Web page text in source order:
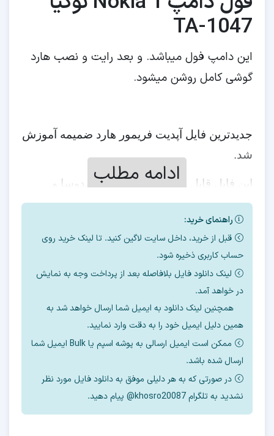
TA-1047
این دامپ فول میباشد. و بعد رایت و نصب هارد
گوشی کامل روشن میشود.
جدیدترین فایل آپدیت فریمور هارد ضمیمه آموزش
شد.
این فایل قابل رایت با ایزی جیتگ ، مدوسا و…
میباشد.
آموزش رایگان تعویض هارد را می‌توانید از بخش
آموزش مشاهده بفرمایید.
فول دامپ Nokia 1 نوکیا TA-
1047
تعویض هارد گوشی های هوشمند تنها برداشتن
هارد خراب و جایگزینی یک هارد سالم نیست. هر
ادامه مطلب
راهنمای خرید:
قبل از خرید، داخل سایت لاگین کنید. تا لینک خرید روی
حساب کاربری ذخیره شود.
لینک دانلود فایل بلافاصله بعد از پرداخت وجه به نمایش
در خواهد آمد.
همچنین لینک دانلود به ایمیل شما ارسال خواهد شد به
همین دلیل ایمیل خود را به دقت وارد نمایید.
ممکن است ایمیل ارسالی به پوشه اسپم یا Bulk ایمیل شما
ارسال شده باشد.
در صورتی که به هر دلیلی موفق به دانلود فایل مورد نظر
نشدید به تلگرام khosro20087@ پیام دهید.